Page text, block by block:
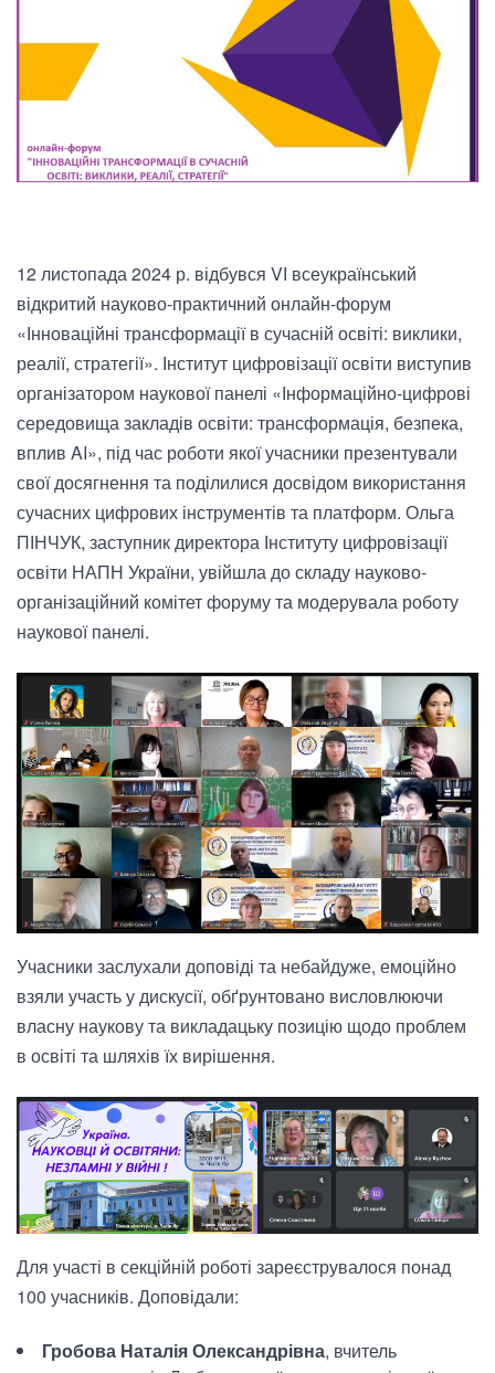
12 листопада 2024 р. відбувся VІ всеукраїнський
відкритий науково-практичний онлайн-форум
«Інноваційні трансформації в сучасній освіті: виклики,
реалії, стратегії». Інститут цифровізації освіти виступив
організатором наукової панелі «Інформаційно-цифрові
середовища закладів освіти: трансформація, безпека,
вплив AI», під час роботи якої учасники презентували
свої досягнення та поділилися досвідом використання
сучасних цифрових інструментів та платформ. Ольга
ПІНЧУК, заступник директора Інституту цифровізації
освіти НАПН України, увійшла до складу науково-
організаційний комітет форуму та модерувала роботу
наукової панелі.
Учасники заслухали доповіді та небайдуже, емоційно
взяли участь у дискусії, обґрунтовано висловлюючи
власну наукову та викладацьку позицію щодо проблем
в освіті та шляхів їх вирішення.
Для участі в секційній роботі зареєструвалося понад
100 учасників. Доповідали:
Гробова Наталія Олександрівна, вчитель